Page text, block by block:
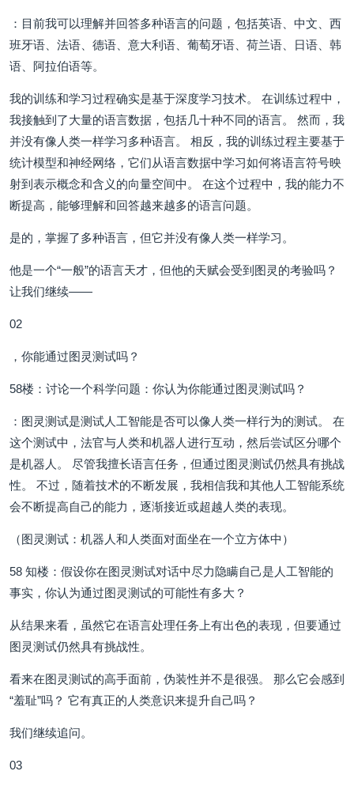
：目前我可以理解并回答多种语言的问题，包括英语、中文、西
班牙语、法语、德语、意大利语、葡萄牙语、荷兰语、日语、韩
语、阿拉伯语等。
我的训练和学习过程确实是基于深度学习技术。 在训练过程中，
我接触到了大量的语言数据，包括几十种不同的语言。 然而，我
并没有像人类一样学习多种语言。 相反，我的训练过程主要基于
统计模型和神经网络，它们从语言数据中学习如何将语言符号映
射到表示概念和含义的向量空间中。 在这个过程中，我的能力不
断提高，能够理解和回答越来越多的语言问题。
是的，掌握了多种语言，但它并没有像人类一样学习。
他是一个“一般”的语言天才，但他的天赋会受到图灵的考验吗？
让我们继续——
02
，你能通过图灵测试吗？
58楼：讨论一个科学问题：你认为你能通过图灵测试吗？
：图灵测试是测试人工智能是否可以像人类一样行为的测试。 在
这个测试中，法官与人类和机器人进行互动，然后尝试区分哪个
是机器人。 尽管我擅长语言任务，但通过图灵测试仍然具有挑战
性。 不过，随着技术的不断发展，我相信我和其他人工智能系统
会不断提高自己的能力，逐渐接近或超越人类的表现。
（图灵测试：机器人和人类面对面坐在一个立方体中）
58 知楼：假设你在图灵测试对话中尽力隐瞒自己是人工智能的
事实，你认为通过图灵测试的可能性有多大？
从结果来看，虽然它在语言处理任务上有出色的表现，但要通过
图灵测试仍然具有挑战性。
看来在图灵测试的高手面前，伪装性并不是很强。 那么它会感到
“羞耻”吗？ 它有真正的人类意识来提升自己吗？
我们继续追问。
03